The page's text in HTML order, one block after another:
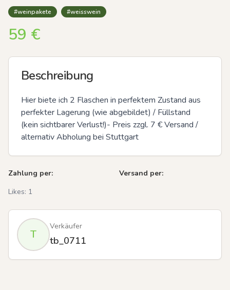
#weinpakete #weisswein
59 €
Beschreibung
Hier biete ich 2 Flaschen in perfektem Zustand aus
perfekter Lagerung (wie abgebildet) / Füllstand
(kein sichtbarer Verlust!)- Preis zzgl. 7 € Versand /
alternativ Abholung bei Stuttgart
Zahlung per:
Versand per:
Likes: 1
T
Verkäufer
tb_0711